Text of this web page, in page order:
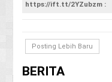
https://ift.tt/2YZubzm :
Posting Lebih Baru
BERITA